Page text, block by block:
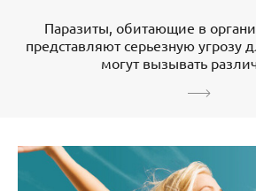
Паразиты, обитающие в
представляют серьезную угрозу
могут вызывать